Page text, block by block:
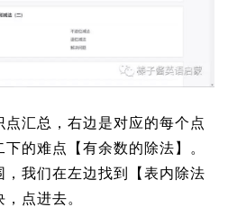
汇总，右边是对应的每个点
的难点【有余数的除法】。
我们在左边找到【表内除法
点进去。